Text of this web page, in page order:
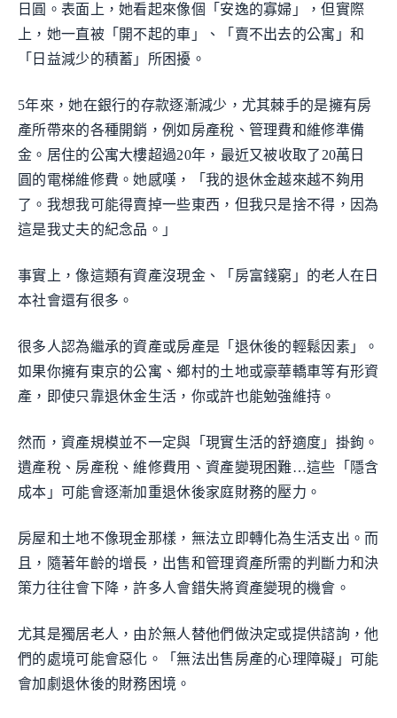
日圓。表面上，她看起來像個「安逸的寡婦」，但實際
上，她一直被「開不起的車」、「賣不出去的公寓」和
「日益減少的積蓄」所困擾。
5年來，她在銀行的存款逐漸減少，尤其棘手的是擁有房
產所帶來的各種開銷，例如房產稅、管理費和維修準備
金。居住的公寓大樓超過20年，最近又被收取了20萬日
圓的電梯維修費。她感嘆，「我的退休金越來越不夠用
了。我想我可能得賣掉一些東西，但我只是捨不得，因為
這是我丈夫的紀念品。」
事實上，像這類有資產沒現金、「房富錢窮」的老人在日
本社會還有很多。
很多人認為繼承的資產或房產是「退休後的輕鬆因素」。
如果你擁有東京的公寓、鄉村的土地或豪華轎車等有形資
產，即使只靠退休金生活，你或許也能勉強維持。
然而，資產規模並不一定與「現實生活的舒適度」掛鉤。
遺產稅、房產稅、維修費用、資產變現困難…這些「隱含
成本」可能會逐漸加重退休後家庭財務的壓力。
房屋和土地不像現金那樣，無法立即轉化為生活支出。而
且，隨著年齡的增長，出售和管理資產所需的判斷力和決
策力往往會下降，許多人會錯失將資產變現的機會。
尤其是獨居老人，由於無人替他們做決定或提供諮詢，他
們的處境可能會惡化。「無法出售房產的心理障礙」可能
會加劇退休後的財務困境。